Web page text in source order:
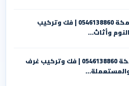
نجار الشبيكة بمكة 0546138860⁩ | فك وتركيب
وأثاث…
نجار الحمراء بمكة 0546138860⁩ | فك وتركيب غرف